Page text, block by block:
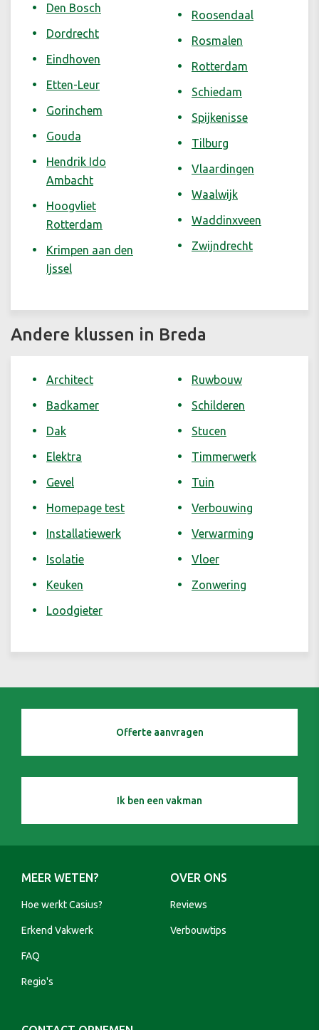
Den Bosch
Dordrecht
Eindhoven
Etten-Leur
Gorinchem
Gouda
Hendrik Ido
Ambacht
Hoogvliet
Rotterdam
Krimpen aan den
Ijssel
Roosendaal
Rosmalen
Rotterdam
Schiedam
Spijkenisse
Tilburg
Vlaardingen
Waalwijk
Waddinxveen
Zwijndrecht
Andere klussen in Breda
Architect
Badkamer
Dak
Elektra
Gevel
Homepage test
Installatiewerk
Isolatie
Keuken
Loodgieter
Ruwbouw
Schilderen
Stucen
Timmerwerk
Tuin
Verbouwing
Verwarming
Vloer
Zonwering
Offerte aanvragen
Ik ben een vakman
MEER WETEN?
Hoe werkt Casius?
Erkend Vakwerk
FAQ
Regio's
OVER ONS
Reviews
Verbouwtips